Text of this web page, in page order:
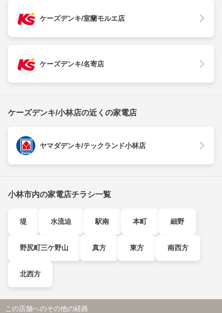
ケーズデンキ/室蘭モルエ店
ケーズデンキ/名寄店
ケーズデンキ/小林店の近くの家電店
ヤマダデンキ/テックランド小林店
小林市内の家電店チラシ一覧
堤 水流迫 駅南 本町 細野
野尻町三ケ野山 真方 東方 南西方
北西方
この店舗へのその他の経路